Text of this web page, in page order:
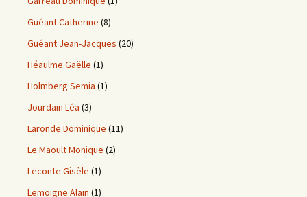
Guéant Catherine (8)
Guéant Jean-Jacques (20)
Héaulme Gaëlle (1)
Holmberg Semia (1)
Jourdain Léa (3)
Laronde Dominique (11)
Le Maoult Monique (2)
Leconte Gisèle (1)
Lemoigne Alain (1)